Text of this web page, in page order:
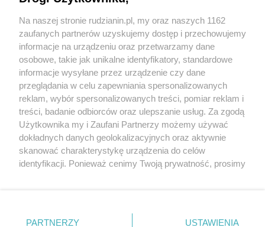
Wydawca mediów lokalnych
Nie zapomnij
zapoznać się z:
polityką prywatności regulamin korzystania z portali
Twojemiasto
Piekary Śląskie
Chorzów
Tarnowskie Góry
Gliwice
Skontakuj sięz nami
Kontakt
Wydawca
Redakcja
Na naszej stronie rudzianin.pl, my oraz naszych 1162
zaufanych partnerów uzyskujemy dostęp i przechowujemy
informacje na urządzeniu oraz przetwarzamy dane
osobowe, takie jak unikalne identyfikatory, standardowe
informacje wysyłane przez urządzenie czy dane
przeglądania w celu zapewniania spersonalizowanych
reklam, wybór spersonalizowanych treści, pomiar reklam i
treści, badanie odbiorców oraz ulepszanie usług. Za zgodą
Użytkownika my i Zaufani Partnerzy możemy używać
dokładnych danych geolokalizacyjnych oraz aktywnie
skanować charakterystykę urządzenia do celów
identyfikacji. Ponieważ cenimy Twoją prywatność, prosimy
prywatności znajdujący się w lewym dolnym rogu strony
PARTNERZY USTAWIENIA